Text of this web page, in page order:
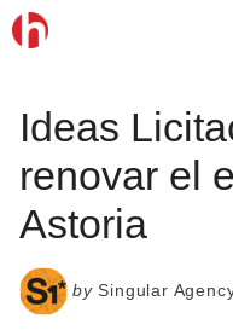
Skip
to
Ideas
renovar el
Astoria
by Singular